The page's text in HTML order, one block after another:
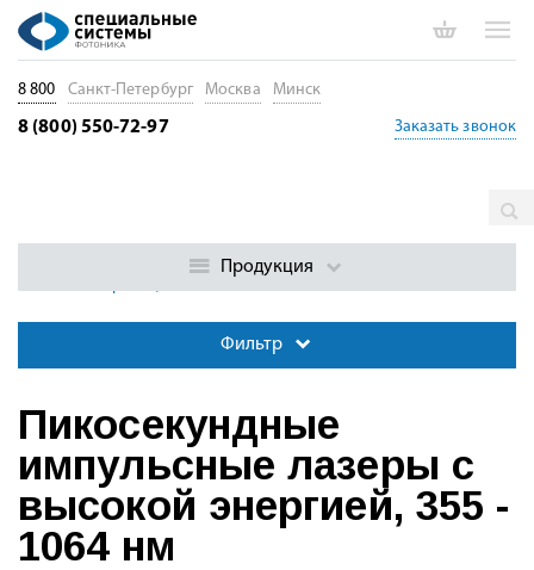
Пикосекундные импульсные лазеры с
Фильтр
Пикосекундные
импульсные лазеры с
высокой энергией, 355 -
1064 нм
8 800 Санкт-Петербург Москва Минск
8 (800) 550-72-97 Заказать звонок
Продукция